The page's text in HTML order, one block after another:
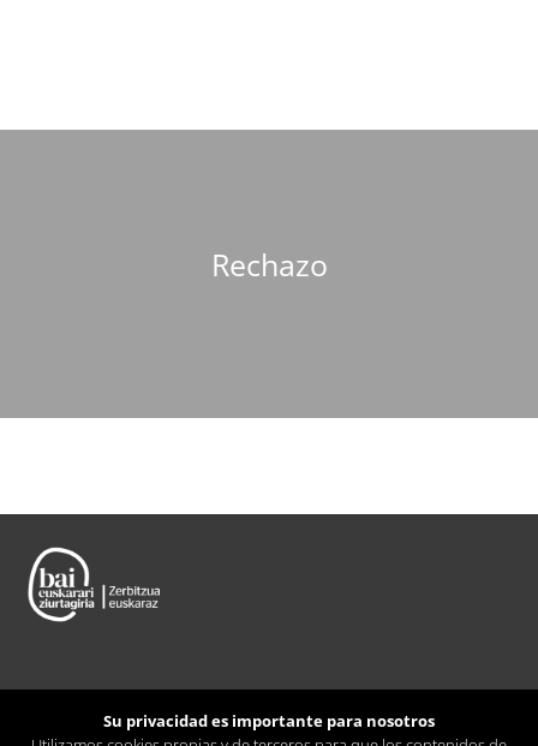
Rechazo
Su privacidad es importante para nosotros